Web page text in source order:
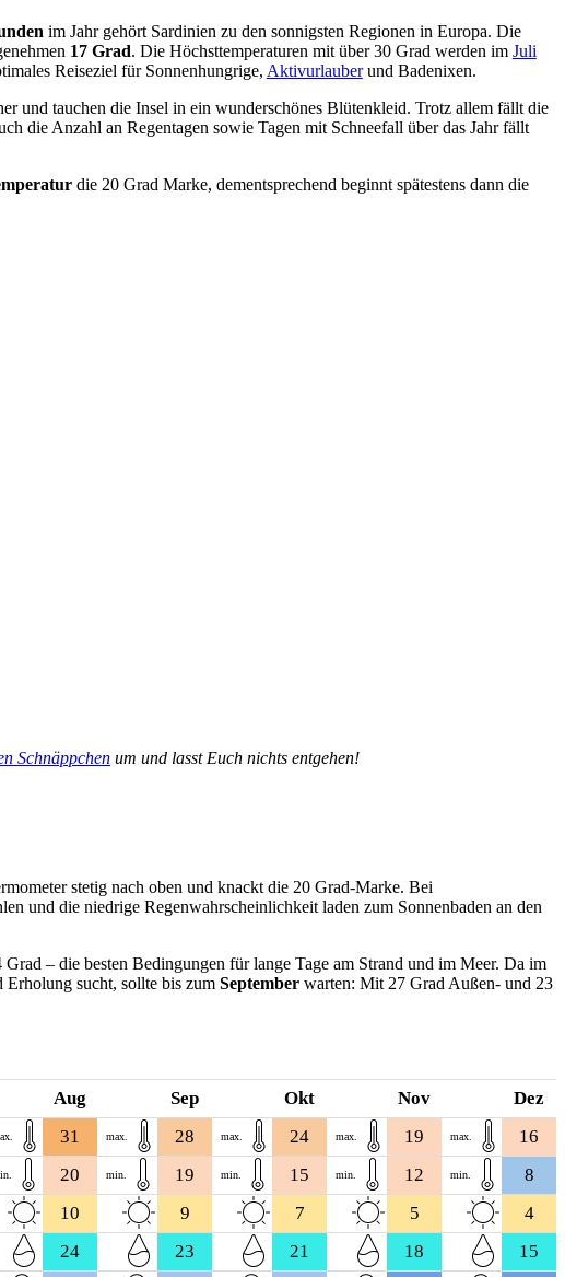
im Jahr gehört Sardinien zu den sonnigsten Regionen in Europa. Die
17 Grad. Die Höchsttemperaturen mit über 30 Grad werden im Juli
Reiseziel für Sonnenhungrige, Aktivurlauberund Badenixen.
und tauchen die Insel in ein wunderschönes Blütenkleid. Trotz allem fällt die
die Anzahl an Regentagen sowie Tagen mit Schneefall über das Jahr fällt
die 20 Grad Marke, dementsprechend beginnt spätestens dann die
Schnäppchen um und lasst Euch nichts entgehen!
stetig nach oben und knackt die 20 Grad-Marke. Bei
und die niedrige Regenwahrscheinlichkeit laden zum Sonnenbaden an den
– die besten Bedingungen für lange Tage am Strand und im Meer. Da im
Erholung sucht, sollte bis zum September warten: Mit 27 Grad Außen- und 23
Aug
31
20
10
24
Sep
max. 28
min.
19
9
23
Okt
max. 24
min.
15
7
21
Nov
max. 19
min.
12
5
18
Dez
max. 16
min.
8
4
15